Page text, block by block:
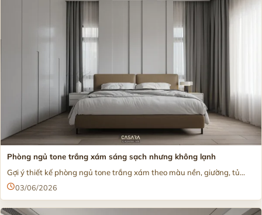
Phòng ngủ tone trắng xám sáng sạch nhưng không lạnh
Gợi ý thiết kế phòng ngủ tone trắng xám theo màu nền, giường, tủ...
03/06/2026